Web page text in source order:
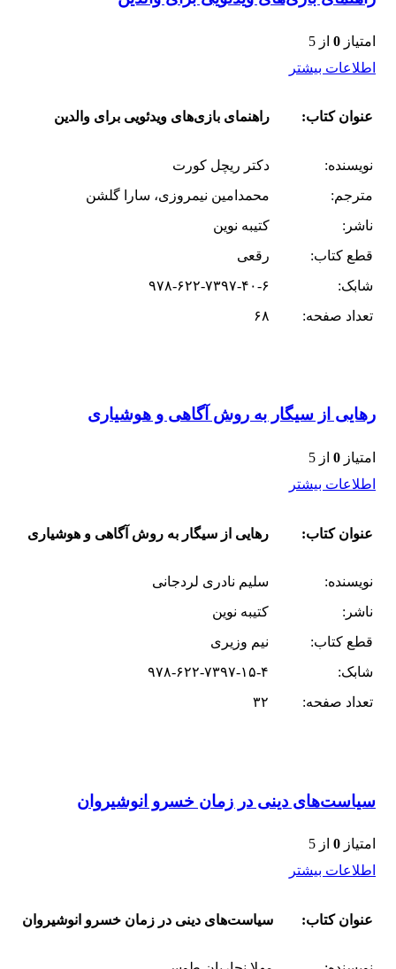
امتیاز 0 از 5
اطلاعات بیشتر
عنوان کتاب: راهنمای بازی‌های ویدئویی برای والدین
نویسنده:
دکتر ریچل کورت
مترجم:
محمدامین نیمروزی، سارا گلشن
ناشر:
کتیبه نوین
قطع کتاب:
رقعی
شابک:
۹۷۸-۶۲۲-۷۳۹۷-۴۰-۶
تعداد صفحه:
۶۸
رهایی از سیگار به روش آگاهی و هوشیاری
امتیاز 0 از 5
اطلاعات بیشتر
عنوان کتاب: رهایی از سیگار به روش آگاهی و هوشیاری
نویسنده:
سلیم نادری لردجانی
ناشر:
کتیبه نوین
قطع کتاب:
نیم وزیری
شابک:
۹۷۸-۶۲۲-۷۳۹۷-۱۵-۴
تعداد صفحه:
۳۲
سیاست‌های دینی در زمان خسرو انوشیروان
امتیاز 0 از 5
اطلاعات بیشتر
عنوان کتاب: سیاست‌های دینی در زمان خسرو انوشیروان